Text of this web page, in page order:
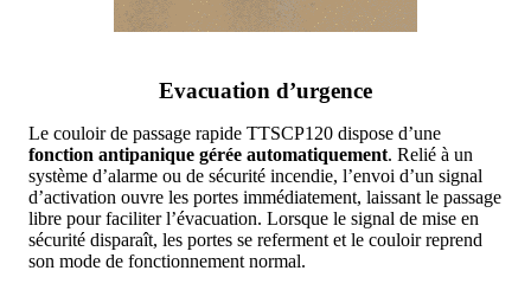
Evacuation d’urgence
Le couloir de passage rapide TTSCP120 dispose d’une
fonction antipanique gérée automatiquement. Relié à un
système d’alarme ou de sécurité incendie, l’envoi d’un signal
d’activation ouvre les portes immédiatement, laissant le passage
libre pour faciliter l’évacuation. Lorsque le signal de mise en
sécurité disparaît, les portes se referment et le couloir reprend
son mode de fonctionnement normal.